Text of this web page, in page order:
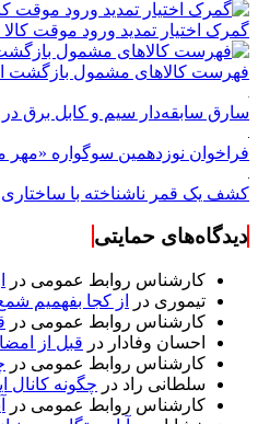
گمرک اختیار تمدید ورود موقت کالا
فهرست کالاهای مشمول بازگشت
سارق سابقه‌دار سیم و کابل برق در
فراخوان نوزدهمین سوگواره
کشف یک قمر ناشناخته با
دیدگاه‌های حمایتی
کارشناس روابط عمومی در
تیموری در
از کجا بفهمیم
کارشناس روابط عمومی در
احسان وفادار در قبل از امضای فاکتور کفپوش
کارشناس روابط عمومی در
سلطانی راد در چگونه کانال
کارشناس روابط عمومی در